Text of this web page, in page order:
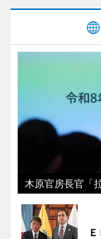
木原官房長官「